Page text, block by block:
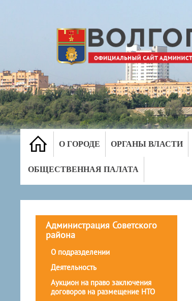
О ГОРОДЕ ОРГАНЫ ВЛАСТИ
ОБЩЕСТВЕННАЯ ПАЛАТА
Администрация Советского
района
О подразделении
Деятельность
Аукцион на право заключения
договоров на размещение НТО